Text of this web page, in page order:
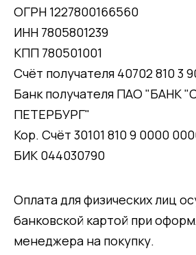
ОГРН 1227800166560
ИНН 7805801239
КПП 780501001
Счёт получателя 40702 810 3
Банк получателя ПАО "БАНК
ПЕТЕРБУРГ"
Кор. Счёт 30101 810 9 0000
БИК 044030790
Оплата для физических лиц
банковской картой при
менеджера на покупку.